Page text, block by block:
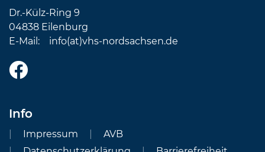
Dr.-Külz-Ring 9
04838 Eilenburg
E-Mail: info(at)vhs-nordsachsen.de
Info
Impressum
AVB